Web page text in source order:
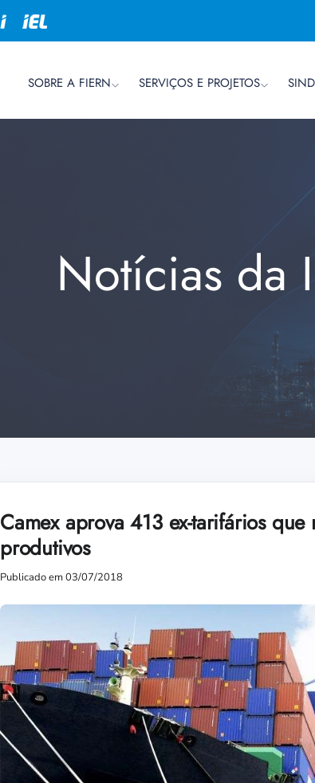
SOBRE A FIERN SERVIÇOS E PROJETOS
Notícias da
Camex aprova 413 ex-tarifários
produtivos
Publicado em 03/07/2018